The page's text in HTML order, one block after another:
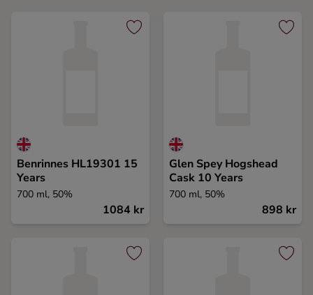
Benrinnes HL19301 15
Years
700 ml, 50%
1084 kr
Glen Spey Hogshead
Cask 10 Years
700 ml, 50%
898 kr